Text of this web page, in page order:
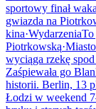
sportowy finał
gwiazda na
kina·WydarzeniaTo
Piotrkowską·Miasto
wyciąga rzekę
Zaśpiewała go
historii. Berlin, 13
Łodzi w weekend